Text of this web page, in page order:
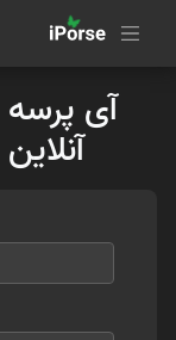
آی پرسه